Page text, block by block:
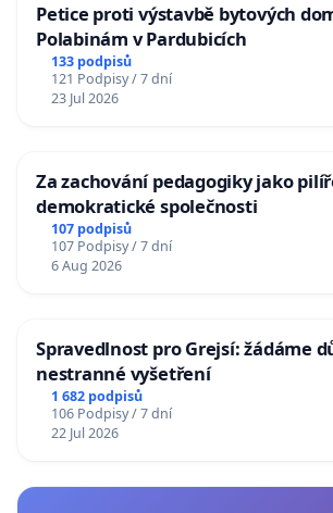
Petice proti výstavbě bytových
Polabinám v Pardubicích
133 podpisů
121 Podpisy / 7 dní
23 Jul 2026
Za zachování pedagogiky jako
demokratické společnosti
107 podpisů
107 Podpisy / 7 dní
6 Aug 2026
Spravedlnost pro Grejsí: žádáme
nestranné vyšetření
1 682 podpisů
106 Podpisy / 7 dní
22 Jul 2026